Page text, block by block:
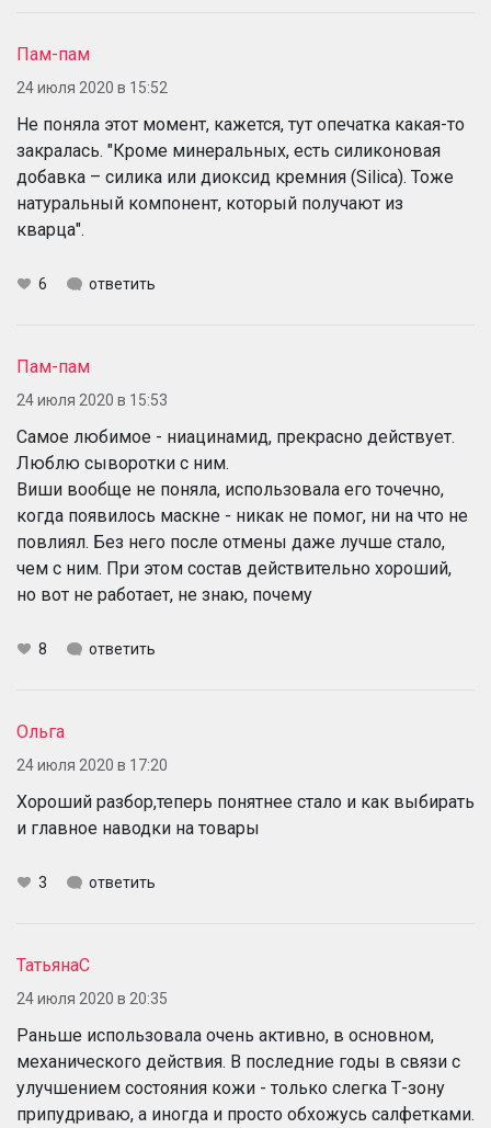
Пам-пам
24 июля 2020 в 15:52
Не поняла этот момент, кажется, тут опечатка какая-то
закралась. "Кроме минеральных, есть силиконовая
добавка – силика или диоксид кремния (Silica). Тоже
натуральный компонент, который получают из
кварца".
6 ответить
Пам-пам
24 июля 2020 в 15:53
Самое любимое - ниацинамид, прекрасно действует.
Люблю сыворотки с ним.
Виши вообще не поняла, использовала его точечно,
когда появилось маскне - никак не помог, ни на что не
повлиял. Без него после отмены даже лучше стало,
чем с ним. При этом состав действительно хороший,
но вот не работает, не знаю, почему
8 ответить
Ольга
24 июля 2020 в 17:20
Хороший разбор,теперь понятнее стало и как выбирать
и главное наводки на товары
3 ответить
ТатьянаС
24 июля 2020 в 20:35
Раньше использовала очень активно, в основном,
механического действия. В последние годы в связи с
улучшением состояния кожи - только слегка Т-зону
припудриваю, а иногда и просто обхожусь салфетками.